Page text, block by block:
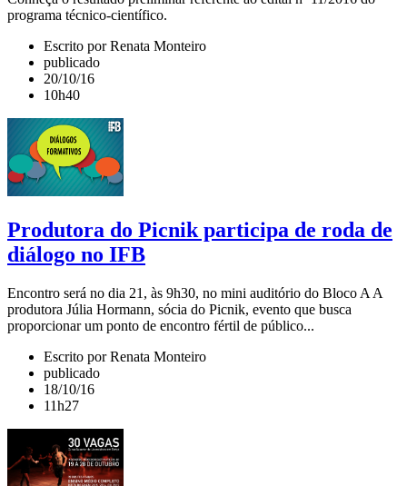
programa técnico-científico.
Escrito por Renata Monteiro
publicado
20/10/16
10h40
Produtora do Picnik participa de roda de
diálogo no IFB
Encontro será no dia 21, às 9h30, no mini auditório do Bloco A A
produtora Júlia Hormann, sócia do Picnik, evento que busca
proporcionar um ponto de encontro fértil de público...
Escrito por Renata Monteiro
publicado
18/10/16
11h27